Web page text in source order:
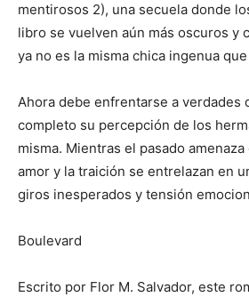
mentirosos 2), una secuela donde
libro se vuelven aún más oscuros y
ya no es la misma chica ingenua
Ahora debe enfrentarse a verdades
completo su percepción de los
misma. Mientras el pasado
amor y la traición se entrelazan en
giros inesperados y tensión
Boulevard
Escrito por Flor M. Salvador, este